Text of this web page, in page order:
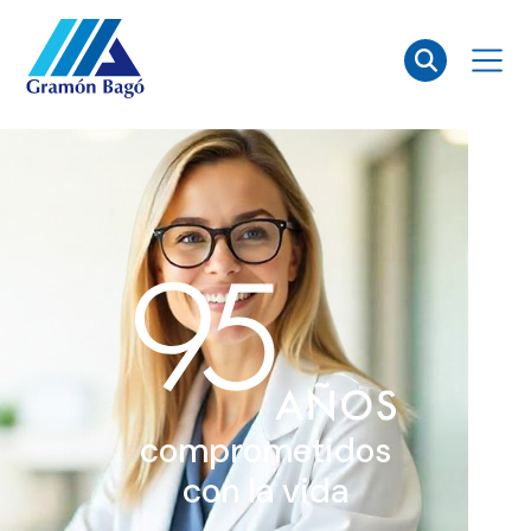
×
comprometidos
con la vida